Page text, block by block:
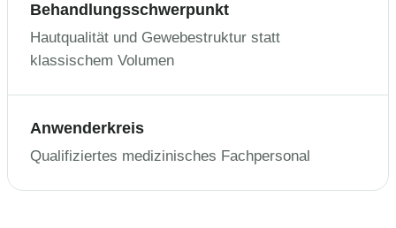
Behandlungsschwerpunkt
Hautqualität und Gewebestruktur statt
klassischem Volumen
Anwenderkreis
Qualifiziertes medizinisches Fachpersonal